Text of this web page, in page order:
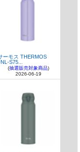
ーモス THERMOS
S75...
(抽選販売対象商品)
2026-06-19